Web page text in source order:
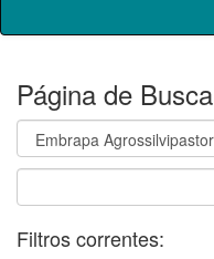
Página de Busca
Filtros correntes: